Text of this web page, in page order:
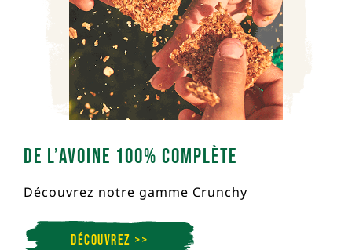
De l’Avoine 100% Complète
Découvrez notre gamme Crunchy
Découvrez >>